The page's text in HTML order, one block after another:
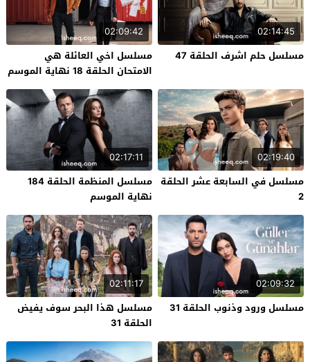
02:14:45
مسلسل حلم اشرف الحلقة 47
02:09:42
مسلسل اخي العائلة هي
الامتحان الحلقة 18 نهاية الموسم
02:19:40
مسلسل في السابعة عشر الحلقة
2
02:17:11
مسلسل المنظمة الحلقة 184
نهاية الموسم
02:09:32
مسلسل ورود وذنوب الحلقة 31
02:11:17
مسلسل هذا البحر سوف يفيض
الحلقة 31